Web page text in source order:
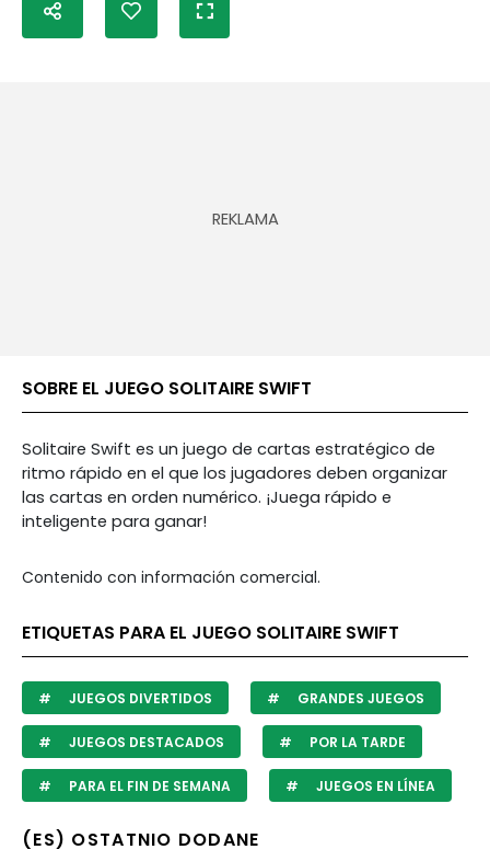
SOBRE EL JUEGO SOLITAIRE SWIFT
Solitaire Swift es un juego de cartas estratégico de
ritmo rápido en el que los jugadores deben organizar
las cartas en orden numérico. ¡Juega rápido e
inteligente para ganar!
Contenido con información comercial.
ETIQUETAS PARA EL JUEGO SOLITAIRE SWIFT
JUEGOS DIVERTIDOS GRANDES JUEGOS
JUEGOS DESTACADOS POR LA TARDE
PARA EL FIN DE SEMANA JUEGOS EN LÍNEA
(ES) OSTATNIO DODANE